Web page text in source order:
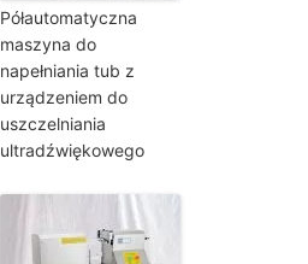
Półautomatyczna
maszyna do
napełniania tub z
urządzeniem do
uszczelniania
ultradźwiękowego